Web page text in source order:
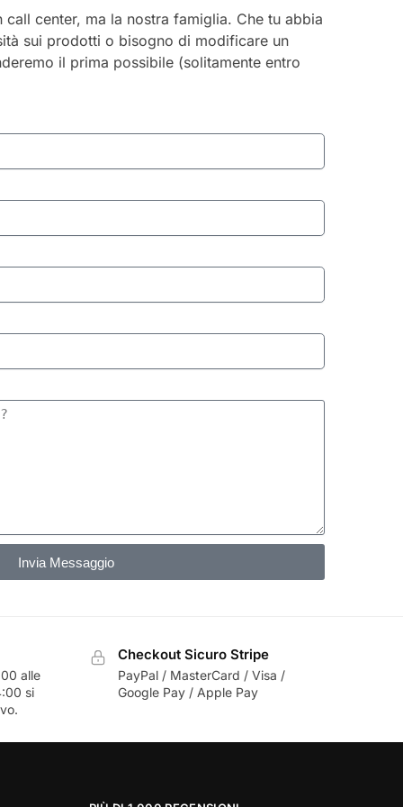
call center, ma la nostra famiglia. Che tu abbia
sui prodotti o bisogno di modificare un
il prima possibile (solitamente entro
Invia Messaggio
alle
si
Checkout Sicuro Stripe
PayPal / MasterCard / Visa /
Google Pay / Apple Pay